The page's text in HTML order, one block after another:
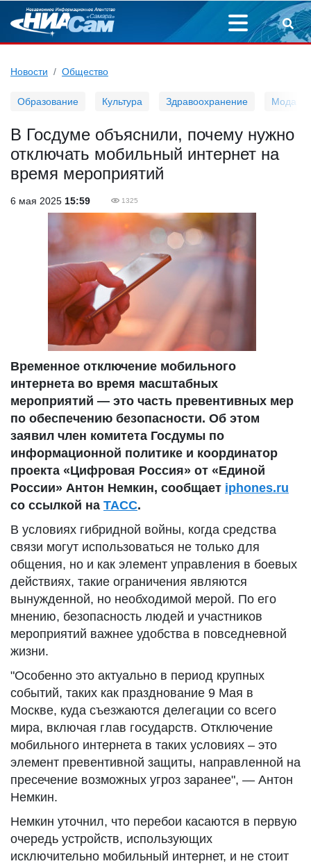
Новости Общество
Образование Культура Здравоохранение Мода
В Госдуме объяснили, почему нужно
отключать мобильный интернет на
время мероприятий
6 мая 2025 15:59 1325
Временное отключение мобильного
интернета во время масштабных
мероприятий — это часть превентивных мер
по обеспечению безопасности. Об этом
заявил член комитета Госдумы по
информационной политике и координатор
проекта «Цифровая Россия» от «Единой
России» Антон Немкин, сообщает iphones.ru
со ссылкой на ТАСС.
В условиях гибридной войны, когда средства
связи могут использоваться не только для
общения, но и как элемент управления в боевых
действиях, такие ограничения являются
вынужденной, но необходимой мерой. По его
мнению, безопасность людей и участников
мероприятий важнее удобства в повседневной
жизни.
"Особенно это актуально в период крупных
событий, таких как празднование 9 Мая в
Москве, куда съезжаются делегации со всего
мира, включая глав государств. Отключение
мобильного интернета в таких условиях – это
элемент превентивной защиты, направленной на
пресечение возможных угроз заранее", — Антон
Немкин.
Немкин уточнил, что перебои касаются в первую
очередь устройств, использующих
исключительно мобильный интернет, и не стоит